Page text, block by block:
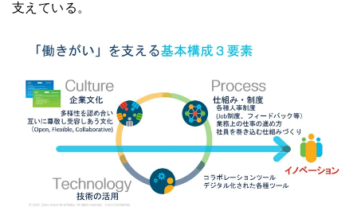
支えている。